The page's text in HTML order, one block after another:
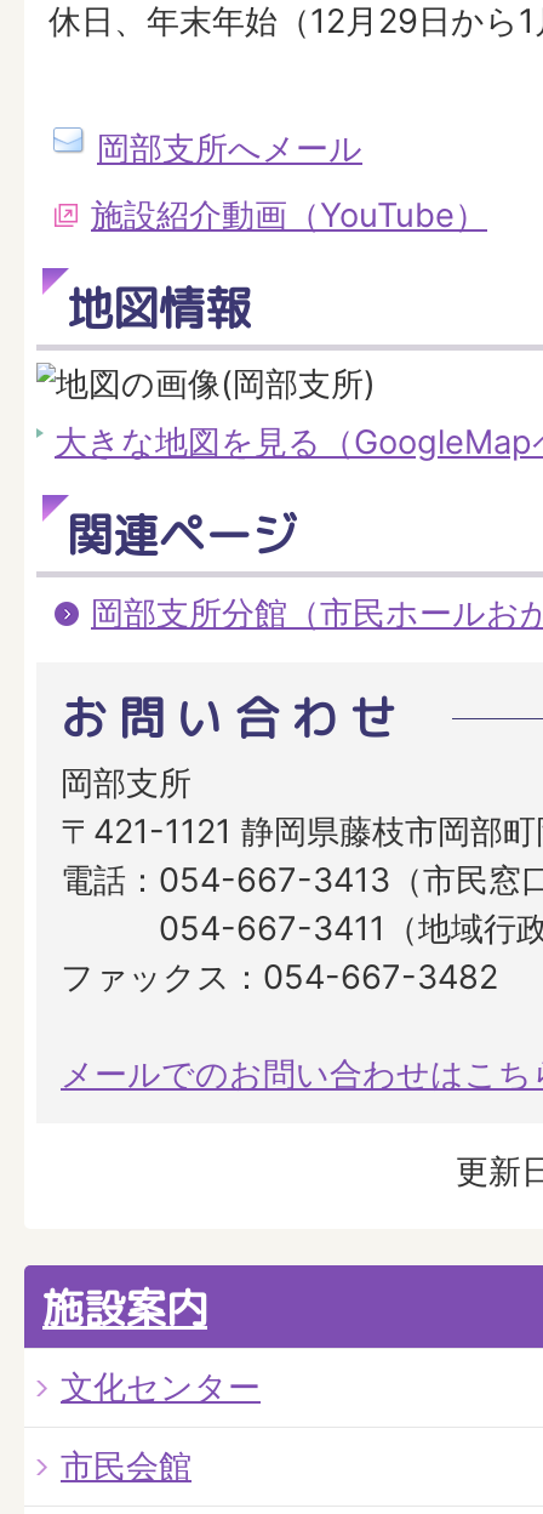
休日、年末年始（12月29日から
岡部支所へメール
施設紹介動画（YouTube）
地図情報
大きな地図を見る（GoogleMap
関連ページ
岡部支所分館（市民ホールお
お問い合わせ
岡部支所
〒421-1121 静岡県藤枝市岡部
電話：054-667-3413（市民窓
054-667-3411（地域行政
ファックス：054-667-3482
メールでのお問い合わせはこち
更新
施設案内
文化センター
市民会館